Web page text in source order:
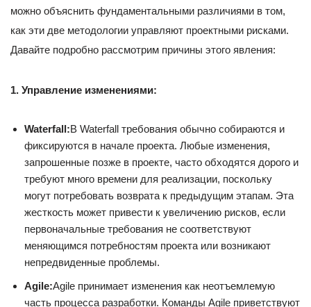
можно объяснить фундаментальными различиями в том,
как эти две методологии управляют проектными рисками.
Давайте подробно рассмотрим причины этого явления:
1. Управление изменениями:
Waterfall:В Waterfall требования обычно собираются и
фиксируются в начале проекта. Любые изменения,
запрошенные позже в проекте, часто обходятся дорого и
требуют много времени для реализации, поскольку
могут потребовать возврата к предыдущим этапам. Эта
жесткость может привести к увеличению рисков, если
первоначальные требования не соответствуют
меняющимся потребностям проекта или возникают
непредвиденные проблемы.
Agile:Agile принимает изменения как неотъемлемую
часть процесса разработки. Команды Agile приветствуют